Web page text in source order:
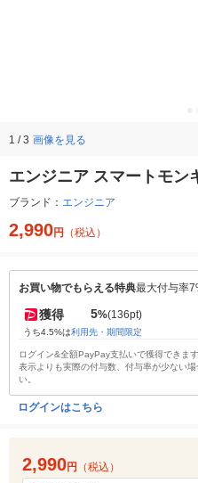
1 / 3 画像を見る
エンジニア スマートモン
ブランド： エンジニア
2,990円 （税込）
お買い物でもらえる特典最大付与率
獲得 5%(136pt)
うち4.5%は利用先・期間限定
ログイン&全額PayPay支払いで獲得できま
表示よりも実際の付与数、付与率が少ない
い。
ログインはこちら
2,990円 （税込）